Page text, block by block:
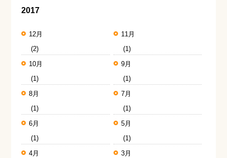
2017
12月
(2)
11月
(1)
10月
(1)
9月
(1)
8月
(1)
7月
(1)
6月
(1)
5月
(1)
4月
3月